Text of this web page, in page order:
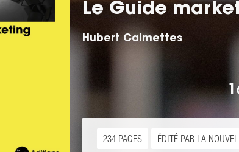
Le Guide
Hubert Calmettes
234 PAGES ÉDITÉ PAR LA